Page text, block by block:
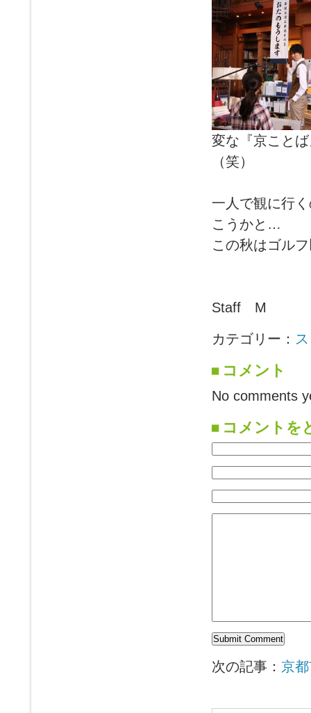
変な『京こと
（笑）
一人で観に行
こうかと…
この秋はゴル
Staff M
カテゴリー：
コメント
No comments
コメントを
次の記事： 京